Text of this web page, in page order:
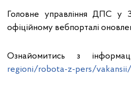
Головне управління ДПС у
офіційному вебпорталі
Ознайомитись з
regioni/robota-z-pers/vakansii/